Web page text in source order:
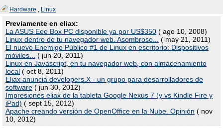
Hardware , Linux
Previamente en eliax:
La ASUS Eee Box PC disponible ya por US$350 ( ago 10, 2008)
Linux dentro de tu navegador web. Asombroso...
( may 21, 2011)
El nuevo Enemigo Público #1 de Linux en escritorio: Dispositivos
móviles...
( jun 20, 2011)
Linux en Javascript, en tu navegador web, con almacenamiento
local ( oct 8, 2011)
Eliax anuncia developers.X - un grupo para desarrolladores de
software ( jun 30, 2012)
Impresiones eliax de la tableta Google Nexus 7 (y vs Kindle Fire y
iPad) ( sept 15, 2012)
Apache creando versión de OpenOffice en la Nube. Opinión ( nov
10, 2012)